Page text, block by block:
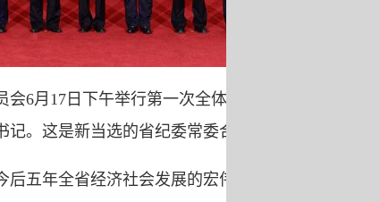
6月17日下午举行第一次全体会议，
。这是新当选的省纪委常委合影。
五年全省经济社会发展的宏伟蓝